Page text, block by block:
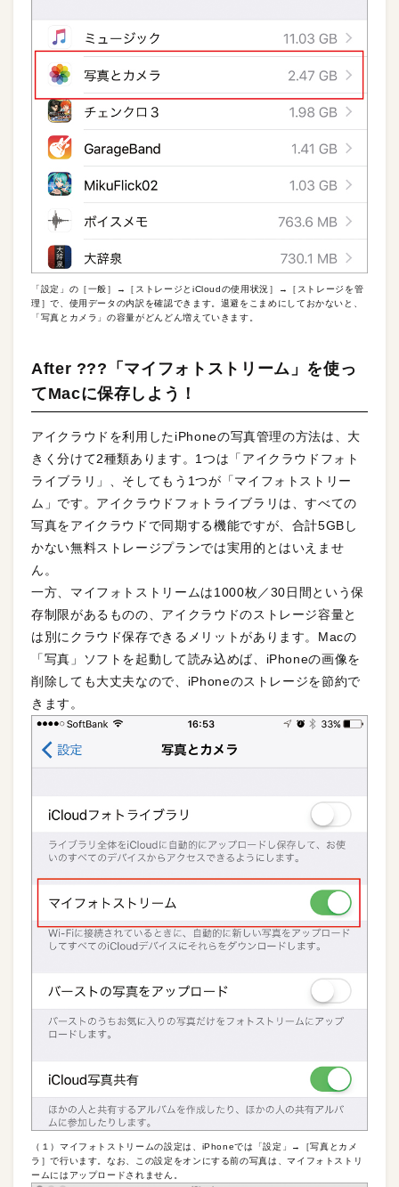
「設定」の［一般］→［ストレージとiCloudの使用状況］→［ストレージを管
理］で、使用データの内訳を確認できます。退避をこまめにしておかないと、
「写真とカメラ」の容量がどんどん増えていきます。
After ???「マイフォトストリーム」を使っ
てMacに保存しよう！
アイクラウドを利用したiPhoneの写真管理の方法は、大
きく分けて2種類あります。1つは「アイクラウドフォト
ライブラリ」、そしてもう1つが「マイフォトストリー
ム」です。アイクラウドフォトライブラリは、すべての
写真をアイクラウドで同期する機能ですが、合計5GBし
かない無料ストレージプランでは実用的とはいえませ
ん。
一方、マイフォトストリームは1000枚／30日間という保
存制限があるものの、アイクラウドのストレージ容量と
は別にクラウド保存できるメリットがあります。Macの
「写真」ソフトを起動して読み込めば、iPhoneの画像を
削除しても大丈夫なので、iPhoneのストレージを節約で
きます。
（１）マイフォトストリームの設定は、iPhoneでは「設定」→［写真とカメ
ラ］で行います。なお、この設定をオンにする前の写真は、マイフォトストリ
ームにはアップロードされません。